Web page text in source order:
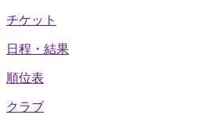
チケット
日程・結果
順位表
クラブ